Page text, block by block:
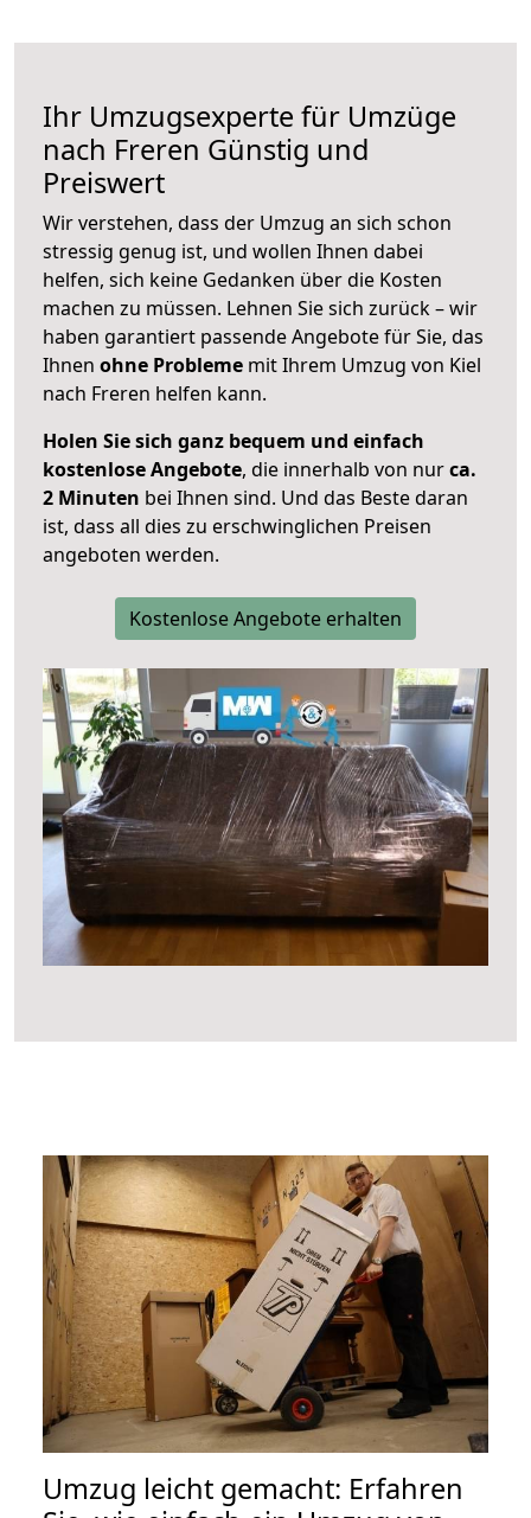
Ihr Umzugsexperte für Umzüge
nach Freren Günstig und
Preiswert
Wir verstehen, dass der Umzug an sich schon
stressig genug ist, und wollen Ihnen dabei
helfen, sich keine Gedanken über die Kosten
machen zu müssen. Lehnen Sie sich zurück – wir
haben garantiert passende Angebote für Sie, das
Ihnen ohne Probleme mit Ihrem Umzug von Kiel
nach Freren helfen kann.
Holen Sie sich ganz bequem und einfach
kostenlose Angebote, die innerhalb von nurca.
2 Minuten bei Ihnen sind. Und das Beste daran
ist, dass all dies zu erschwinglichen Preisen
angeboten werden.
Kostenlose Angebote erhalten
Umzug leicht gemacht: Erfahren